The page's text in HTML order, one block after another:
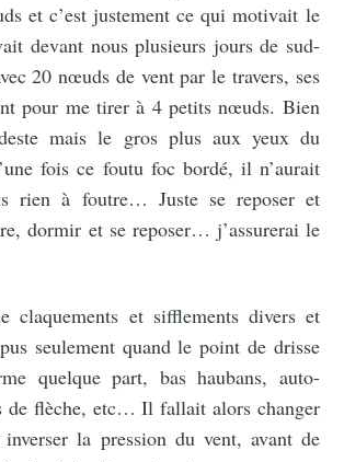
et c’est justement ce qui motivait le
devant nous plusieurs jours de sud-
20 nœuds de vent par le travers, ses
pour me tirer à 4 petits nœuds. Bien
mais le gros plus aux yeux du
fois ce foutu foc bordé, il n’aurait
rien à foutre… Juste se reposer et
dormir et se reposer… j’assurerai le
claquements et sifflements divers et
seulement quand le point de drisse
quelque part, bas haubans, auto-
de flèche, etc… Il fallait alors changer
inverser la pression du vent, avant de